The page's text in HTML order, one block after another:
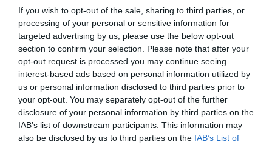
If you wish to opt-out of the sale, sharing to third parties, or
processing of your personal or sensitive information for
targeted advertising by us, please use the below opt-out
section to confirm your selection. Please note that after your
opt-out request is processed you may continue seeing
interest-based ads based on personal information utilized by
us or personal information disclosed to third parties prior to
your opt-out. You may separately opt-out of the further
disclosure of your personal information by third parties on the
IAB’s list of downstream participants. This information may
also be disclosed by us to third parties on the IAB’s List of